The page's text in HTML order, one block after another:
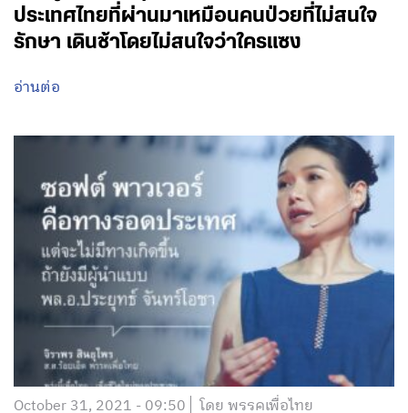
ประเทศไทยที่ผ่านมาเหมือนคนป่วยที่ไม่สนใจ
รักษา เดินช้าโดยไม่สนใจว่าใครแซง
อ่านต่อ
October 31, 2021 - 09:50 โดย พรรคเพื่อไทย